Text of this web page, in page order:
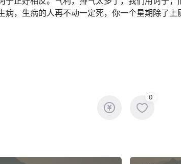
病，生病的人再不动一定死，你一个星期除了
0